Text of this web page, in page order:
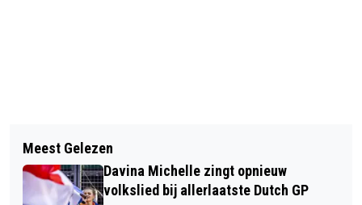
DRIE MANNEN AANGEHOUDEN NA
WONINGINBRAAK IN HEEMSTEDE
GEMEENTE HEEMSKERK HOUDT
ENQUÊTE OVER ENERGIETRANSITIE
Meest Gelezen
Davina Michelle zingt opnieuw
volkslied bij allerlaatste Dutch GP